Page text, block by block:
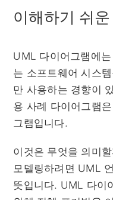
이해하기 쉬
UML 다이어그램에
는 소프트웨어 시스
만 사용하는 경향이
용 사례 다이어그램
그램입니다.
이것은 무엇을 의미
모델링하려면 UML
뜻입니다. UML 다이